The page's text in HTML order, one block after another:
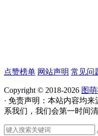
点赞榜单 网站声明 常见问
Copyright © 2018-2026 图
· 免责声明：本站内容均
系我们，我们会第一时间